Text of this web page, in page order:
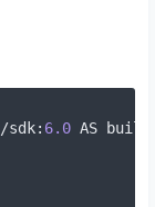
/sdk: 6.0 AS build